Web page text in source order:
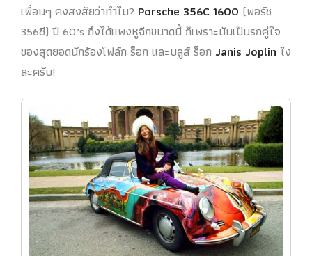
เพื่อนๆ คงสงสัยว่าทำไม? Porsche 356C 1600 (พอร์ช
356ซี) ปี 60’s ถึงได้แพงหูฉีกขนาดนี้ ก็เพราะมันเป็นรถคู่ใจ
ของสุดยอดนักร้องโฟล์ก ร็อก และบลูส์ ร็อก Janis Joplin ไง
ละครับ!